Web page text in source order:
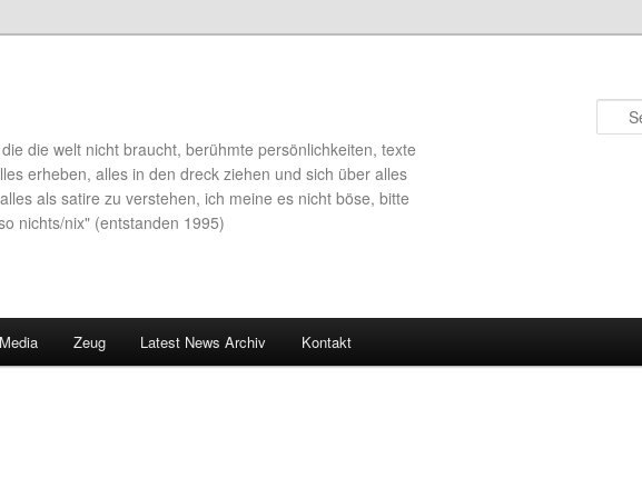
die welt nicht braucht, berühmte persönlichkeiten, texte
erheben, alles in den dreck ziehen und sich über alles
als satire zu verstehen, ich meine es nicht böse, bitte
nichts/nix" (entstanden 1995)
Zeug Latest News Archiv Kontakt